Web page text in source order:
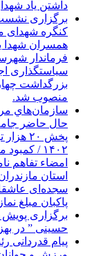
داشتن یاد شهدا
برگزاری
کنگره شهدای
همسران شهدا
فرماندار
سیاستگذاری
بزرگداشت
منصوب شد.
سازمان‌هاي
حال حاضر
پخش
۱۴۰۲ / کمبود مصالح مشکل شهرداری ساری
امضاء تفاهم
استان
سجده‌ای
پاکبان مبلغ نماز
برگزاری پویش
حسینی ” در
پیام